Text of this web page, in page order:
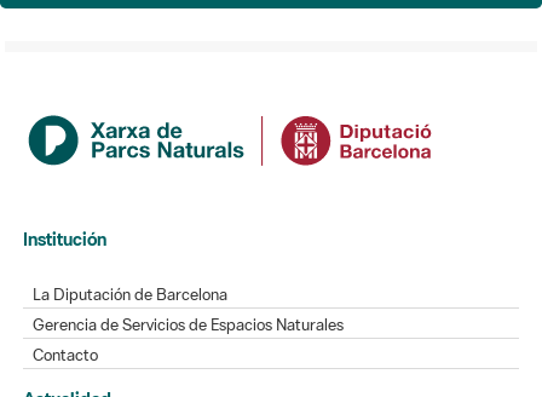
Institución
La Diputación de Barcelona
Gerencia de Servicios de Espacios Naturales
Contacto